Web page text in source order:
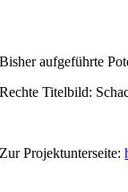
Bisher aufgeführte
Rechte Titelbild:
Zur Projektunterseite: